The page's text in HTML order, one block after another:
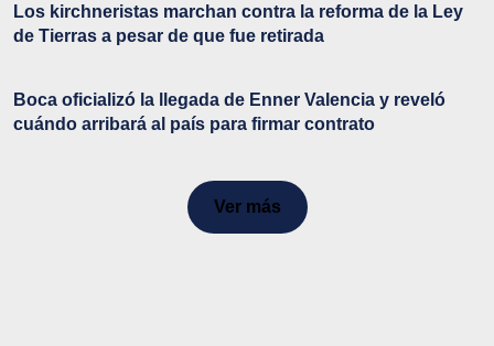
Los kirchneristas marchan contra la reforma de la Ley
de Tierras a pesar de que fue retirada
Boca oficializó la llegada de Enner Valencia y reveló
cuándo arribará al país para firmar contrato
Ver más